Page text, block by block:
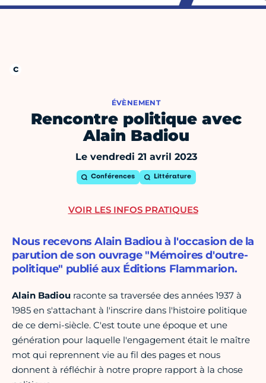
ÉVÈNEMENT
Rencontre politique avec
Alain Badiou
Le vendredi 21 avril 2023
Conférences Littérature
Nous recevons Alain Badiou à l'occasion de la
parution de son ouvrage "Mémoires d'outre-
politique" publié aux Éditions Flammarion.
Alain Badiou raconte sa traversée des années 1937 à
1985 en s'attachant à l'inscrire dans l'histoire politique
de ce demi-siècle. C'est toute une époque et une
génération pour laquelle l'engagement était le maître
mot qui reprennent vie au fil des pages et nous
donnent à réfléchir à notre propre rapport à la chose
VOIR LES INFOS PRATIQUES